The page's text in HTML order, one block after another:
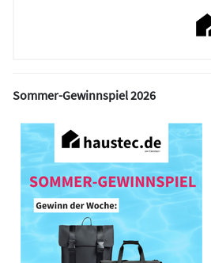
Sommer-Gewinnspiel 2026